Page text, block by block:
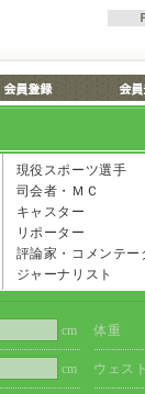
現役スポーツ選手
司会者・ＭＣ
キャスター
リポーター
評論家・コメンテー
ジャーナリスト
cm
cm
体重
ウェスト